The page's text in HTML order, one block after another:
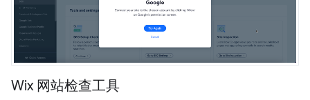
Wix 网站检查工具